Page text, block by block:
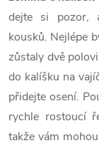
dejte si pozor,
kousků. Nejlépe
zůstaly dvě
do kalíšku na
přidejte osení.
rychle rostoucí
takže vám